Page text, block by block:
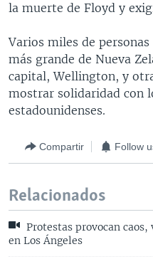
la muerte de Floyd y
Varios miles de
más grande de Nueva
capital, Wellington, y
mostrar solidaridad con
estadounidenses.
Compartir Follow
Relacionados
Protestas provocan
en Los Ángeles